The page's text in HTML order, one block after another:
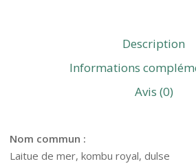
Description
Informations
Avis (0)
Nom commun :
Laitue de mer, kombu royal, dulse